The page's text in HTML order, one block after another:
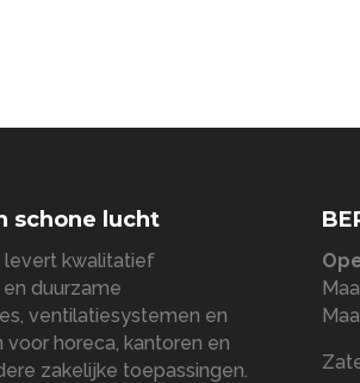
schone lucht
levert kwalitatief
duurzame
ventilatiesystemen en
horeca, kantoren en
zakelijke toepassingen.